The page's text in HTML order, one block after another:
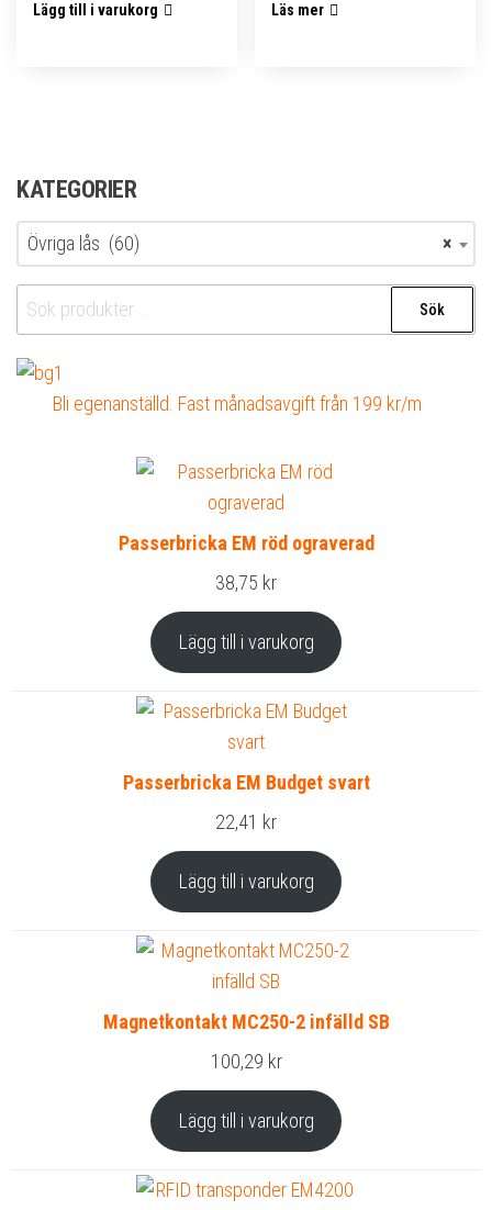
Lägg till i varukorg Läs mer
KATEGORIER
×
Övriga lås (60)
Sök
efter:
Sök
Bli egenanställd. Fast månadsavgift från 199 kr/m
Passerbricka EM röd ograverad
38,75 kr
Lägg till i varukorg
Passerbricka EM Budget svart
22,41 kr
Lägg till i varukorg
Magnetkontakt MC250-2 infälld SB
100,29 kr
Lägg till i varukorg